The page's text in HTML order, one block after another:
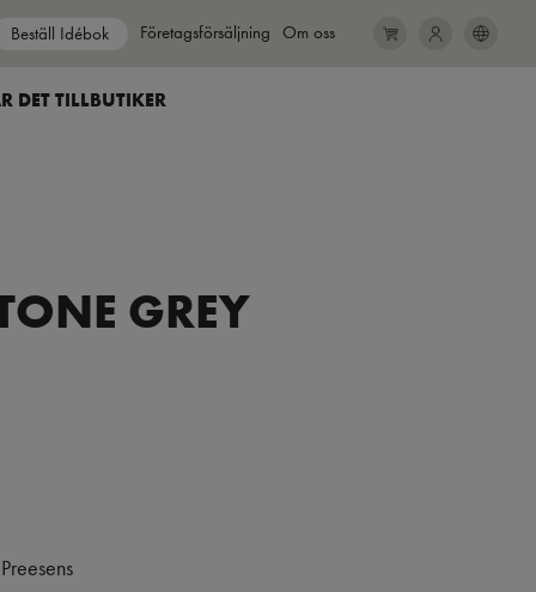
Beställ Idébok Show submenu for
Företagsförsäljning Show submenu for
Om oss
DET TILLBUTIKER
GREY
Preesens